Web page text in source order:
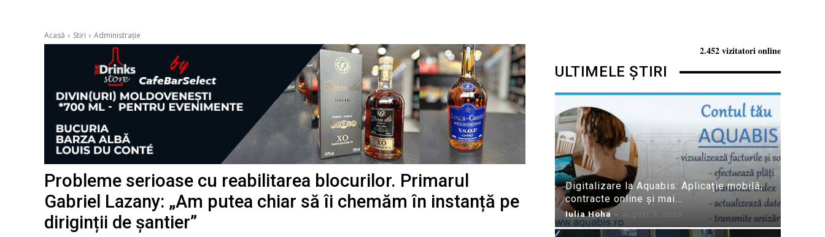
Acasă Stiri Administrație
Probleme serioase cu reabilitarea blocurilor. Primarul
Gabriel Lazany: „Am putea chiar să îi chemăm în instanță pe
diriginții de șantier”
2.452 vizitatori online
ULTIMELE ȘTIRI
Digitalizare la Aquabis: Aplicație mobilă,
contracte online și mai...
Iulia Hoha - august 3, 2026